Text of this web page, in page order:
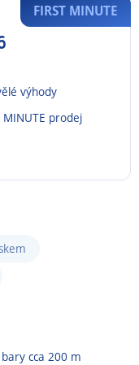
výhody
prodej
FIRST MINUTE
cca 200 m